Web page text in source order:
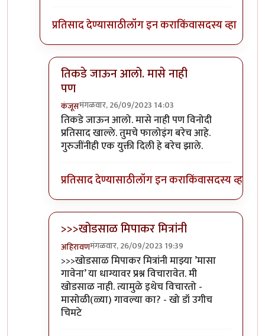
प्रतिसाद देण्यासाठीलॉग इन कराकिंवासदस्य व्हा
तिकडे जाऊन आलो. मासे नाही
पण
कंजूसमंगळवार, 26/09/2023 14:03
In reply toआवरा रे यांना.byप्रा.डॉ.दिलीप बिरुटे
तिकडे जाऊन आलो. मासे नाही पण विनोदी
प्रतिसाद खाल्ले. तुमचे फालोइंग बरेच आहे.
गुरुजींनीही एक युक्ती दिली हे बरेच झाले.
प्रतिसाद देण्यासाठीलॉग इन कराकिंवासदस्य व्हा
>>>खोडसाळ मिपाकर मित्रांनी
अहिरावणमंगळवार, 26/09/2023 19:39
In reply toआवरा रे यांना.byप्रा.डॉ.दिलीप बिरुटे
>>>खोडसाळ मिपाकर मित्रांनी माझ्या ’मासा
गावेना’ या धाग्यावर प्रश्न विचारावेत. मी
खोडसाळ नाही. त्यामुळे इथेच विचारतो -
मासोळी(ळ्या) गावल्या का? - खो डॉ उगीच
चिमटे